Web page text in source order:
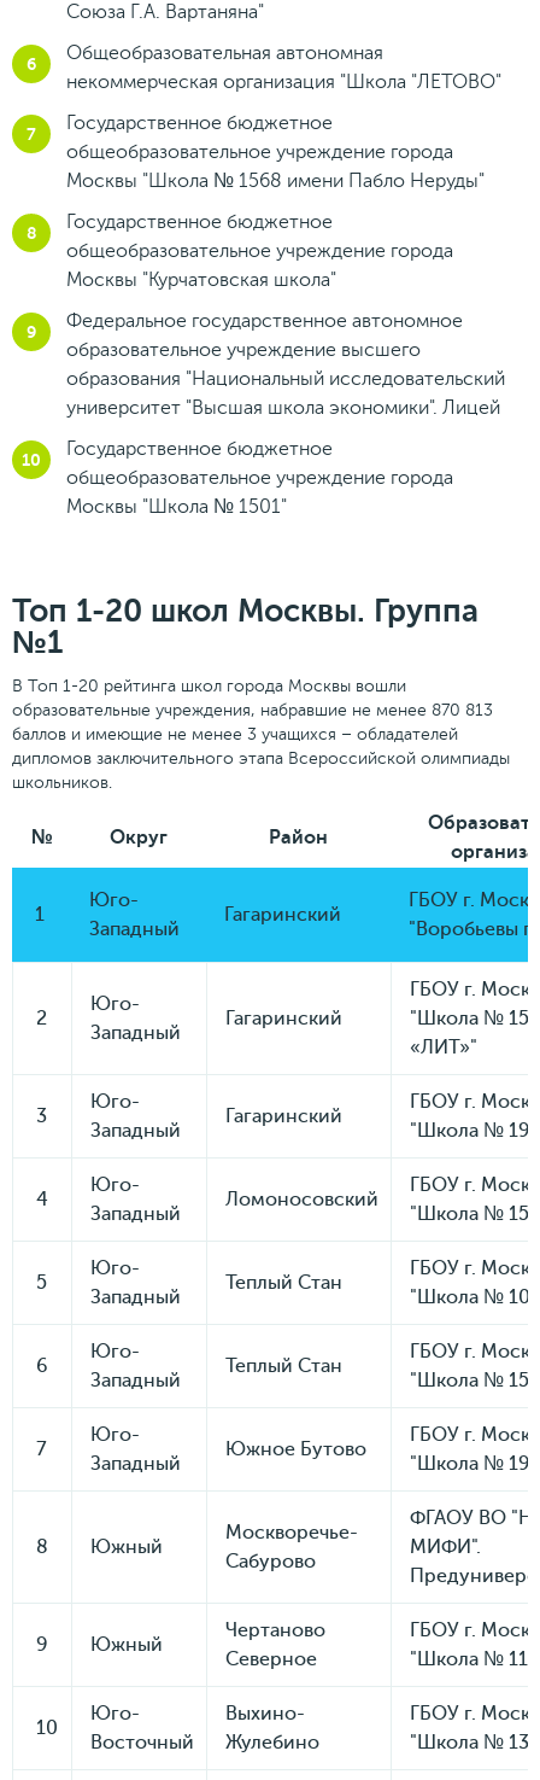
Союза Г.А. Вартаняна"
Общеобразовательная автономная
некоммерческая организация "Школа "ЛЕТОВО"
Государственное бюджетное
общеобразовательное учреждение города
Москвы "Школа № 1568 имени Пабло Неруды"
Государственное бюджетное
общеобразовательное учреждение города
Москвы "Курчатовская школа"
Федеральное государственное автономное
образовательное учреждение высшего
образования "Национальный исследовательский
университет "Высшая школа экономики". Лицей
Государственное бюджетное
общеобразовательное учреждение города
Москвы "Школа № 1501"
Топ 1-20 школ Москвы. Группа
№1
В Топ 1-20 рейтинга школ города Москвы вошли
образовательные учреждения, набравшие не менее 870 813
баллов и имеющие не менее 3 учащихся – обладателей
дипломов заключительного этапа Всероссийской олимпиады
школьников.
№ Округ Район
1
Юго-
Западный
Гагаринский
ГБОУ г.
"Воробьевы
2
Юго-
Западный
Гагаринский
ГБОУ г.
"Школа №
«ЛИТ»"
3
Юго-
Западный
Гагаринский
ГБОУ г.
"Школа №
4
Юго-
Западный
Ломоносовский
ГБОУ г.
"Школа №
5
Юго-
Западный
Теплый Стан
ГБОУ г.
"Школа №
6
Юго-
Западный
Теплый Стан
ГБОУ г.
"Школа №
7
Юго-
Западный
Южное Бутово
ГБОУ г.
"Школа №
8 Южный
Москворечье-
Сабурово
ФГАОУ ВО
МИФИ".
9 Южный
Чертаново
Северное
ГБОУ г.
"Школа №
10
Юго-
Восточный
Выхино-
Жулебино
ГБОУ г.
"Школа №